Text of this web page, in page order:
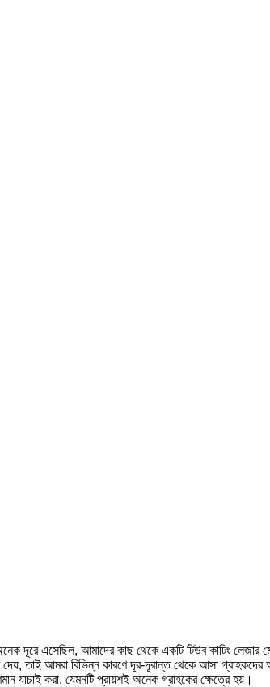
অনেক দূরে এসেছিল, আমাদের কাছ থেকে একটি টিউব কাটিং
তাই আমরা বিভিন্ন কারণে দূর-দূরান্ত থেকে আসা গ্রাহকদের
যাচাই করা, যেমনটি প্রায়শই অনেক গ্রাহকের ক্ষেত্রে হয়।